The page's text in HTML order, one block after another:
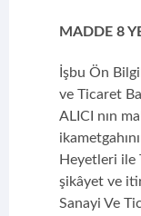
MADDE 8
İşbu Ön
ve Ticaret
ALICI nın
Heyetleri ile
şikâyet ve
Sanayi Ve